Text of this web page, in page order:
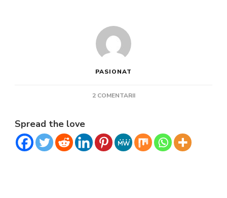
PASIONAT
2 COMENTARIILA
Spread the love